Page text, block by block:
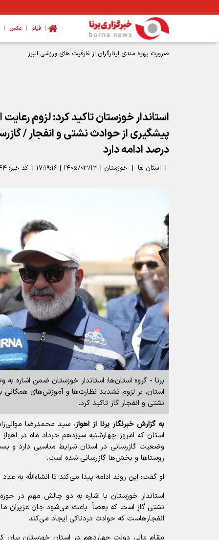
| فیلم | عکس |
مدیرکل ورزش و جوانان همدان: نیازمند تخصیص بودجه برای
استاندار خوزستان تاکید کرد: لزوم رعایت
پیشگیری از حوادث نشتی و انفجار /
درصد ادامه دارد
| استان ها | خوزستان | ۱۴۰۵/۰۳/۱۳ | ۱۷:۱۹:۱۶ | کد خبر:
برنا - گروه استان‌ها: استاندار خوزستان ضمن اشاره
استان، بر لزوم تشدید نظارت‌ها و آموزش‌های همگانی
نشتی و انفجار گاز تاکید کرد.
به گزارش خبرنگار برنا از اهواز، سید محمدرضا
استان که امروز چهارشنبه سیزدهم خرداد ماه در
وضعیت گازرسانی در استان شرایط مناسبی دارد و
روستاها و بخش‌ها گازرسانی شده است.
او گفت: این روند ادامه پیدا می‌کند تا انشاءالله به
استاندار خوزستان با اشاره به دو چالش مهم در
نشتی گاز است که بعضاً باعث می‌شود جان عزیزان
انفجارهاست که حوادث دردناکی ایجاد می‌کند.